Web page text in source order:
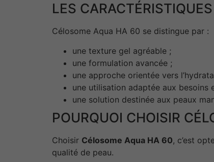
LES
Célosome Aqua HA 60 se distingue par :
une texture gel agréable ;
une formulation avancée ;
une approche orientée vers
une utilisation adaptée aux besoins
une solution destinée aux peaux
POURQUOI CHOISIR
Choisir Célosome Aqua HA 60, c’est
qualité de peau.